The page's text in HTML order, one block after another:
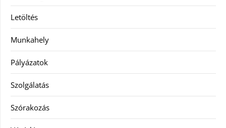
Letöltés
Munkahely
Pályázatok
Szolgálatás
Szórakozás